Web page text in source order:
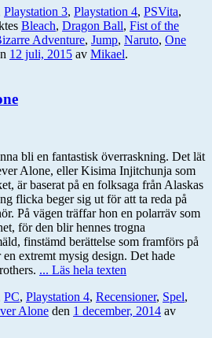
Playstation 3, Playstation 4, PSVita,
Bleach, Dragon Ball, Fist of the
Adventure, Jump, Naruto, One
12 juli, 2015 av Mikael.
bli en fantastisk överraskning. Det lät
Alone, eller Kisima Injitchunja som
är baserat på en folksaga från Alaskas
flicka beger sig ut för att ta reda på
På vägen träffar hon en polarräv som
för den blir hennes trogna
finstämd berättelse som framförs på
extremt mysig design. Det hade
... Läs hela texten
PC, Playstation 4, Recensioner, Spel,
Alone den 1 december, 2014 av